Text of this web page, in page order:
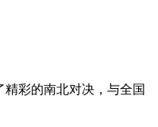
精彩的南北对决，与全国